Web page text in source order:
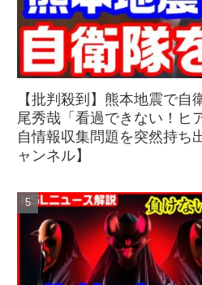
【批判殺到】熊本地震で
尾秀哉「看過できない！ヒ
自情報収集問題を突然持ち
ャンネル】